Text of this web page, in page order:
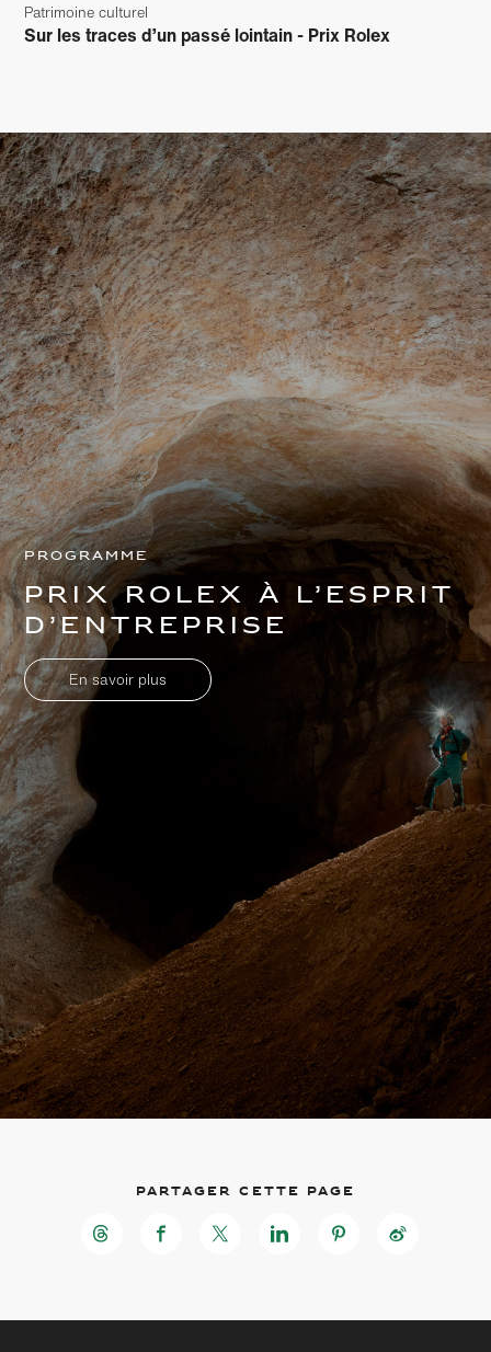
Patrimoine culturel
Sur les traces d’un passé lointain - Prix Rolex
Programme
Prix Rolex à l’esprit
d’entreprise
En savoir plus
Partager cette page